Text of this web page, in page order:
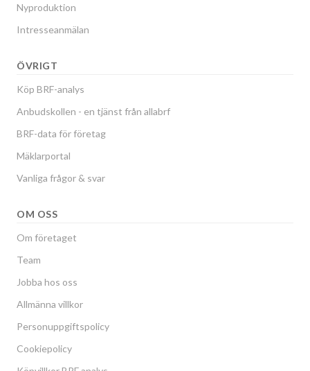
Nyproduktion
Intresseanmälan
ÖVRIGT
Köp BRF-analys
Anbudskollen - en tjänst från allabrf
BRF-data för företag
Mäklarportal
Vanliga frågor & svar
OM OSS
Om företaget
Team
Jobba hos oss
Allmänna villkor
Personuppgiftspolicy
Cookiepolicy